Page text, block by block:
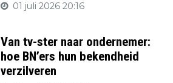
01 juli 2026 20:16
Van tv-ster naar ondernemer:
hoe BN’ers hun bekendheid
verzilveren